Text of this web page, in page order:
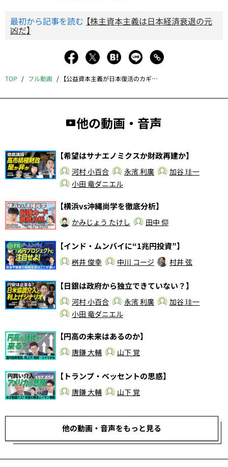
最初から記事を読む 【株主資本主義は日本経済衰退の元
凶だ】
TOP フル動画 【公益資本主義が日本復活のカギになる】
他の動画・音声
【希望はサナエノミクスか財政再建か】
河村 小百合 永濱 利廣
加谷 珪一
小田 竜ダニエル
【横浜vs沖縄尚学を徹底分析】
かみじょう たけし 田中 仰
PR 【インド・ムンバイに“1兆円投資”】
桝井 俊幸 中川 コージ 村井 弦
【日銀は政府から独立できていない？】
河村 小百合 永濱 利廣
加谷 珪一
小田 竜ダニエル
【円高の未来はあるのか】
唐鎌 大輔 山下 覚
【トランプ・ベッセントの思惑】
唐鎌 大輔 山下 覚
他の動画・音声をもっと見る